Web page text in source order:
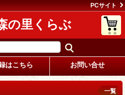
PCサイト
の里くらぶ
はこちら お問い合せ
一覧